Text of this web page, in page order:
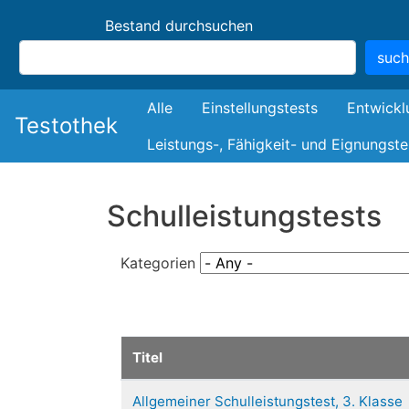
Bestand durchsuchen
Testothek
Bestand
Alle Einstellungstests
Leistungs-, Fähigkeit- und
Schulleistungstests
Kategorien
Titel
Allgemeiner Schulleistungstest, 3. Klasse